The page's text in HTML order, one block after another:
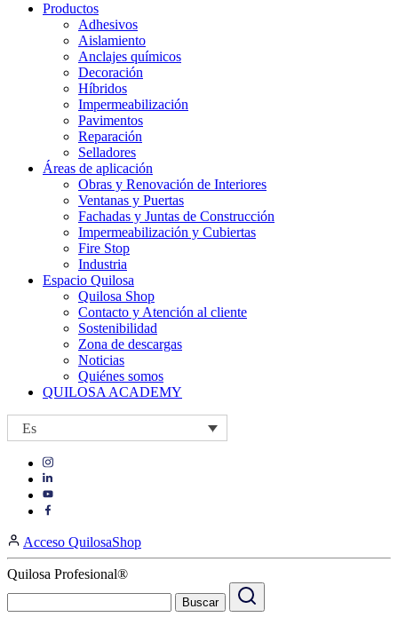
Productos
Adhesivos
Aislamiento
Anclajes químicos
Decoración
Híbridos
Impermeabilización
Pavimentos
Reparación
Selladores
Áreas de aplicación
Obras y Renovación de Interiores
Ventanas y Puertas
Fachadas y Juntas de Construcción
Impermeabilización y Cubiertas
Fire Stop
Industria
Espacio Quilosa
Quilosa Shop
Contacto y Atención al cliente
Sostenibilidad
Zona de descargas
Noticias
Quiénes somos
QUILOSA ACADEMY
Es
Visit
https://www.instagram.com/quilosa_selena/
Visit
our
Visit
page
https://www.facebook.com/QuilosaSelenaIberia/
page
Acceso QuilosaShop
Quilosa Profesional®